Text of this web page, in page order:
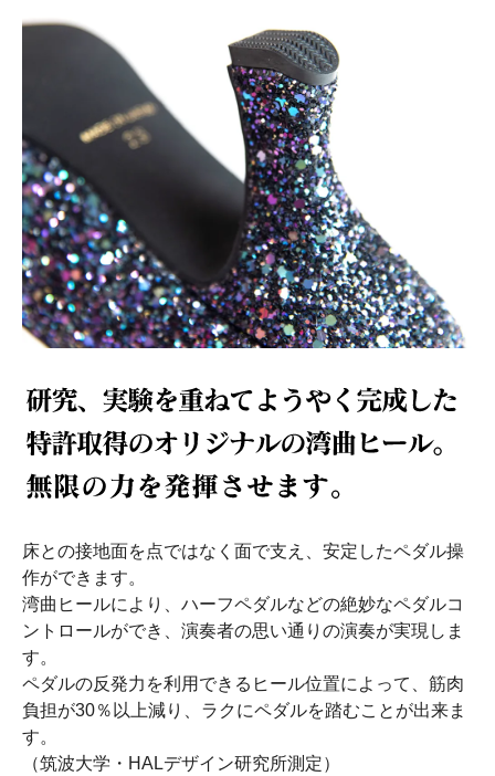
床との接地面を点ではなく面で支え、安定したペダル操
作ができます。
湾曲ヒールにより、ハーフペダルなどの絶妙なペダルコ
ントロールができ、演奏者の思い通りの演奏が実現しま
す。
ペダルの反発力を利用できるヒール位置によって、筋肉
負担が30％以上減り、ラクにペダルを踏むことが出来ま
す。
（筑波大学・HALデザイン研究所測定）